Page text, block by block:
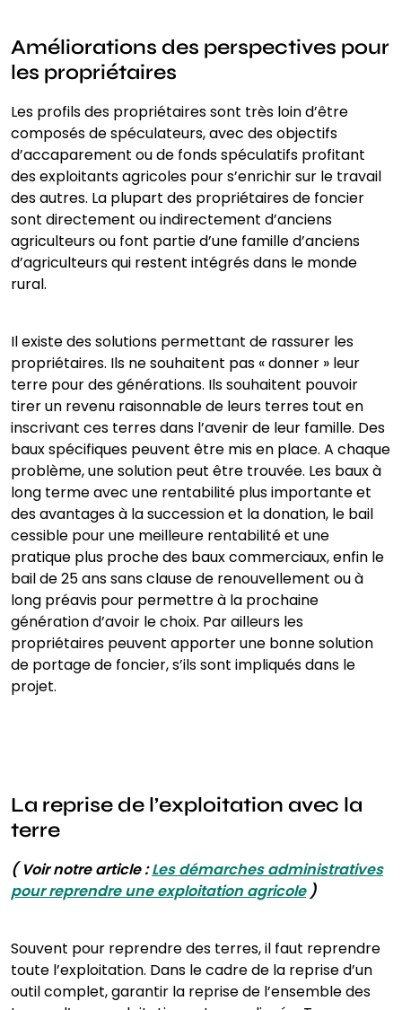
Améliorations des perspectives pour
les propriétaires
Les profils des propriétaires sont très loin d’être
composés de spéculateurs, avec des objectifs
d’accaparement ou de fonds spéculatifs profitant
des exploitants agricoles pour s’enrichir sur le travail
des autres. La plupart des propriétaires de foncier
sont directement ou indirectement d’anciens
agriculteurs ou font partie d’une famille d’anciens
d’agriculteurs qui restent intégrés dans le monde
rural.
Il existe des solutions permettant de rassurer les
propriétaires. Ils ne souhaitent pas « donner » leur
terre pour des générations. Ils souhaitent pouvoir
tirer un revenu raisonnable de leurs terres tout en
inscrivant ces terres dans l’avenir de leur famille. Des
baux spécifiques peuvent être mis en place. A chaque
problème, une solution peut être trouvée. Les baux à
long terme avec une rentabilité plus importante et
des avantages à la succession et la donation, le bail
cessible pour une meilleure rentabilité et une
pratique plus proche des baux commerciaux, enfin le
bail de 25 ans sans clause de renouvellement ou à
long préavis pour permettre à la prochaine
génération d’avoir le choix. Par ailleurs les
propriétaires peuvent apporter une bonne solution
de portage de foncier, s’ils sont impliqués dans le
projet.
La reprise de l’exploitation avec la
terre
( Voir notre article :Les démarches administratives
pour reprendre une exploitation agricole)
Souvent pour reprendre des terres, il faut reprendre
toute l’exploitation. Dans le cadre de la reprise d’un
outil complet, garantir la reprise de l’ensemble des